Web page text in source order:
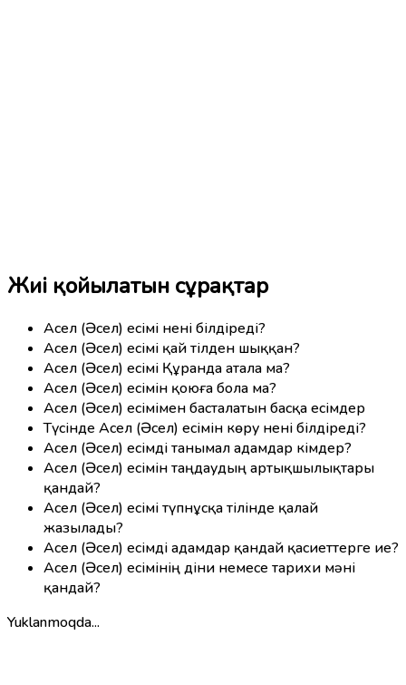
Жиі қойылатын сұрақтар
Асел (Әсел) есімі нені білдіреді?
Асел (Әсел) есімі қай тілден шыққан?
Асел (Әсел) есімі Құранда атала ма?
Асел (Әсел) есімін қоюға бола ма?
Асел (Әсел) есімімен басталатын басқа есімдер
Түсінде Асел (Әсел) есімін көру нені білдіреді?
Асел (Әсел) есімді танымал адамдар кімдер?
Асел (Әсел) есімін таңдаудың артықшылықтары
қандай?
Асел (Әсел) есімі түпнұсқа тілінде қалай
жазылады?
Асел (Әсел) есімді адамдар қандай қасиеттерге ие?
Асел (Әсел) есімінің діни немесе тарихи мәні
қандай?
Yuklanmoqda...